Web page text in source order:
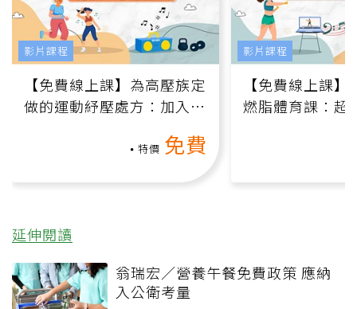
【免費線上課】為高壓族定
做的運動紓壓處方：加入行
特價 免費
影片課程
【免費線上課
燃脂體育課：超
影片課程
延伸閱讀
翁瑞宏／營養午餐免費政策 應納
入公衛考量